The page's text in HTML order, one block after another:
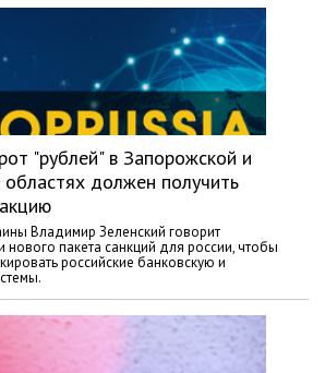
"рублей" в Запорожской и
областях должен получить
Владимир Зеленский говорит
пакета санкций для россии, чтобы
российские банковскую и